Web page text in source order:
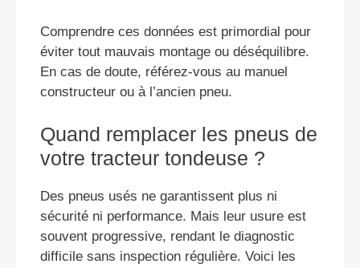
Comprendre ces données est primordial pour
éviter tout mauvais montage ou déséquilibre.
En cas de doute, référez-vous au manuel
constructeur ou à l’ancien pneu.
Quand remplacer les pneus de
votre tracteur tondeuse ?
Des pneus usés ne garantissent plus ni
sécurité ni performance. Mais leur usure est
souvent progressive, rendant le diagnostic
difficile sans inspection régulière. Voici les